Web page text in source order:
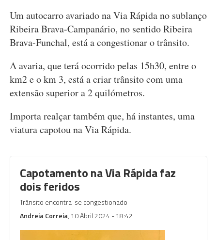
Um autocarro avariado na Via Rápida no sublanço
Ribeira Brava-Campanário, no sentido Ribeira
Brava-Funchal, está a congestionar o trânsito.
A avaria, que terá ocorrido pelas 15h30, entre o
km2 e o km 3, está a criar trânsito com uma
extensão superior a 2 quilómetros.
Importa realçar também que, há instantes, uma
viatura capotou na Via Rápida.
Capotamento na Via Rápida faz
dois feridos
Trânsito encontra-se congestionado
Andreia Correia, 10 Abril 2024 - 18:42